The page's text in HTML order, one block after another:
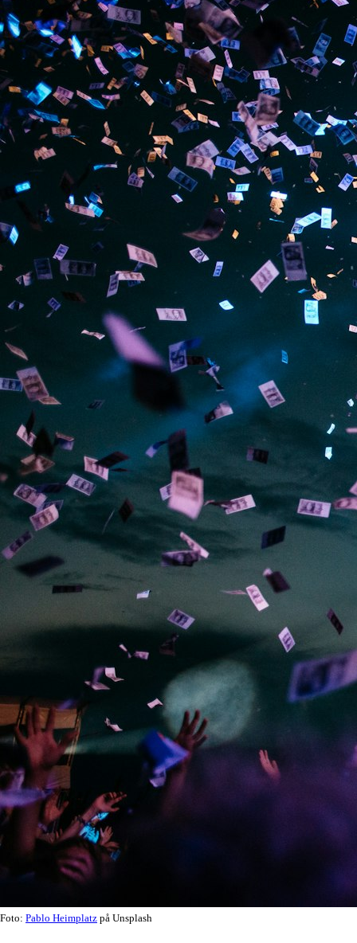
Foto: Pablo Heimplatz på Unsplash